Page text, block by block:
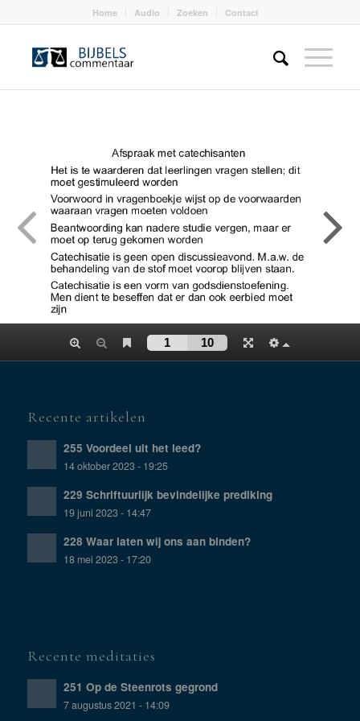
Home Audio Zoeken Contact
Recente artikelen
255 Voordeel uit het leed?
14 oktober 2023 - 19:25
229 Schriftuurlijk bevindelijke prediking
19 juni 2023 - 14:47
228 Waar laten wij ons aan binden?
18 mei 2023 - 17:20
Recente meditaties
251 Op de Steenrots gegrond
7 augustus 2021 - 14:09